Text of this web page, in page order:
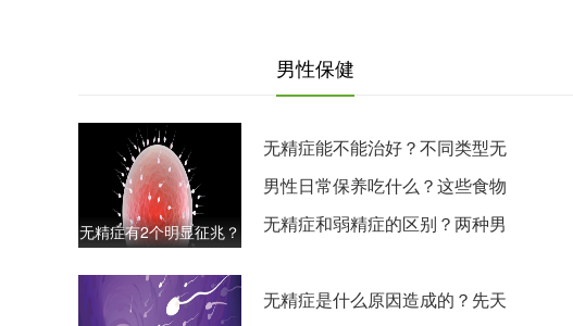
男性保健
无精症有2个明显征兆？
无精症能不能治好？不同类型无
精症的治
男性日常保养吃什么？这些食物
告诉你答
无精症和弱精症的区别？两种男
无精症是什么原因造成的？先天